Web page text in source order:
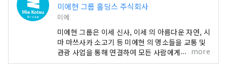
미에현 그룹 홀딩스 주식회사
미에
미에현 그룹은 이세 신사, 이세 의 아름다운 자연, 시
마 마쓰사카 소고기 등 미에현 의 명소들을 교통 및
관광 사업을 통해 연결하여 모든 사람에게 편안한
여행 경험과 지역 정보를 제공합니다.
more